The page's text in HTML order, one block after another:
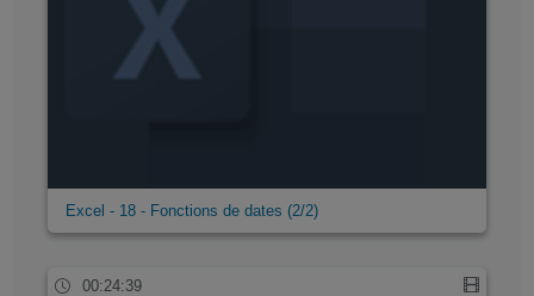
Excel - 18 - Fonctions de dates (2/2)
00:24:39